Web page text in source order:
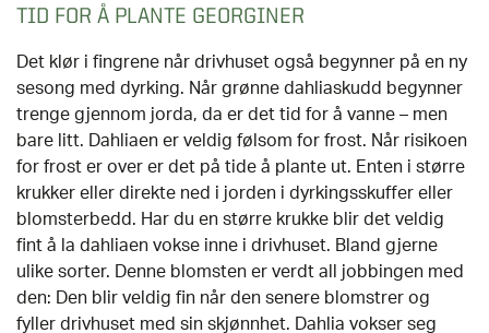
TID FOR Å PLANTE GEORGINER
Det klør i fingrene når drivhuset også begynner på en ny
sesong med dyrking. Når grønne dahliaskudd begynner
trenge gjennom jorda, da er det tid for å vanne – men
bare litt. Dahliaen er veldig følsom for frost. Når risikoen
for frost er over er det på tide å plante ut. Enten i større
krukker eller direkte ned i jorden i dyrkingsskuffer eller
blomsterbedd. Har du en større krukke blir det veldig
fint å la dahliaen vokse inne i drivhuset. Bland gjerne
ulike sorter. Denne blomsten er verdt all jobbingen med
den: Den blir veldig fin når den senere blomstrer og
fyller drivhuset med sin skjønnhet. Dahlia vokser seg